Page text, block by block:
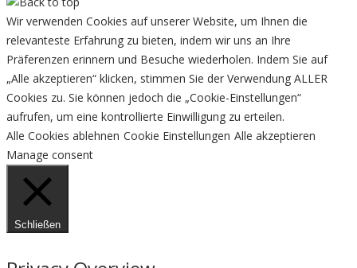
Wir verwenden Cookies auf unserer Website, um Ihnen die
relevanteste Erfahrung zu bieten, indem wir uns an Ihre
Präferenzen erinnern und Besuche wiederholen. Indem Sie auf
„Alle akzeptieren“ klicken, stimmen Sie der Verwendung ALLER
Cookies zu. Sie können jedoch die „Cookie-Einstellungen“
aufrufen, um eine kontrollierte Einwilligung zu erteilen.
Alle Cookies ablehnen Cookie Einstellungen Alle akzeptieren
Manage consent
Schließen